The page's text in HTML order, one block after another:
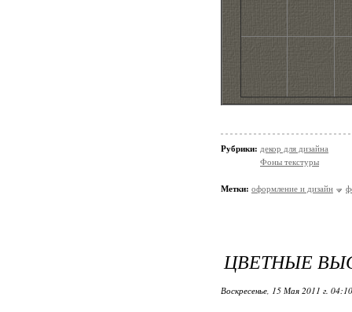
Рубрики: декор для дизайна
Фоны текстуры
Метки: оформление и дизайн
ЦВЕТНЫЕ
Воскресенье, 15 Мая 2011 г.